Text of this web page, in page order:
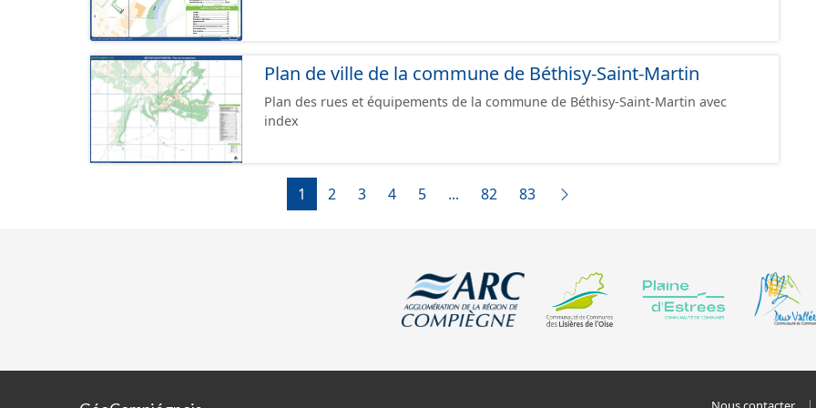
Plan de ville de la commune de Béthisy-Saint-Martin
Plan des rues et équipements de la commune de Béthisy-Saint-Martin avec
index
1 2 3 4 5 ... 82 83